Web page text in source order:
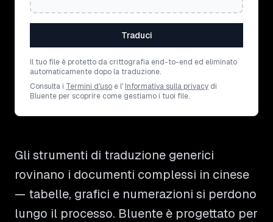
Traduci
Il tuo file è protetto da crittografia end-to-end ed eliminato
automaticamente dopo la traduzione.
Consulta i Termini d'uso e l' Informativa sulla privacy di
Bluente per scoprire come gestiamo i tuoi file.
Gli strumenti di traduzione generici
rovinano i documenti complessi in cinese
— tabelle, grafici e numerazioni si perdono
lungo il processo. Bluente è progettato per